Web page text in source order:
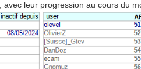
avec leur progression au cours du